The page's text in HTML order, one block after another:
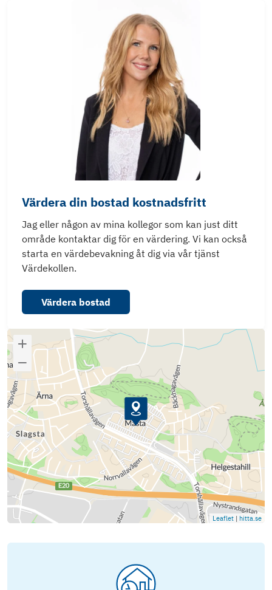
Värdera din bostad kostnadsfritt
Jag eller någon av mina kollegor som kan just ditt
område kontaktar dig för en värdering. Vi kan också
starta en värdebevakning åt dig via vår tjänst
Värdekollen.
Värdera bostad
Leaflet | hitta.se